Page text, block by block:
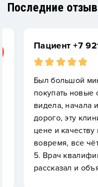
Последние
Пациент +7 921
Был большой
покупать новые
видела, начала
дорого, эту
цене и качеству
вовремя, все
5. Врач
рассказал и